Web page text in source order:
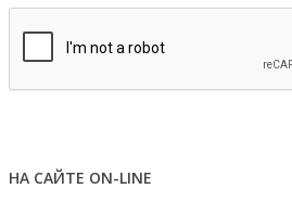
НА САЙТЕ ON-LINE